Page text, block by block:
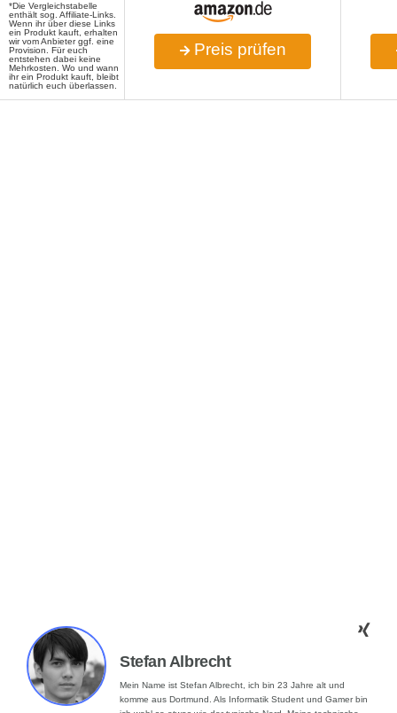
Preis prüfen
*Die Vergleichstabelle
enthält sog. Affiliate-Links.
Wenn ihr über diese Links
ein Produkt kauft, erhalten
wir vom Anbieter ggf. eine
Provision. Für euch
entstehen dabei keine
Mehrkosten. Wo und wann
ihr ein Produkt kauft, bleibt
natürlich euch überlassen.
Stefan Albrecht
Mein Name ist Stefan Albrecht, ich bin 23 Jahre alt und
komme aus Dortmund. Als Informatik Student und Gamer bin